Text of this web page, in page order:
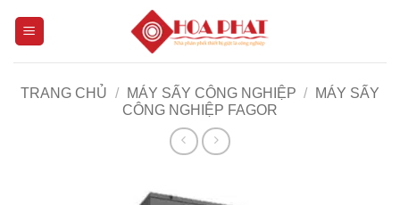
TRANG CHỦ / MÁY SẤY CÔNG NGHIỆP /
MÁY SẤY
CÔNG NGHIỆP FAGOR